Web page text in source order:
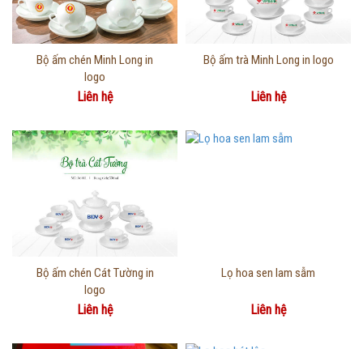
Thông tin chi tiết
Bộ ấm chén Minh Long in
logo
Liên hệ
Thông tin chi tiết
Bộ ấm trà Minh Long in logo
Liên hệ
Thông tin chi tiết
Bộ ấm chén Cát Tường in
logo
Liên hệ
Thông tin chi tiết
Lọ hoa sen lam sẫm
Liên hệ